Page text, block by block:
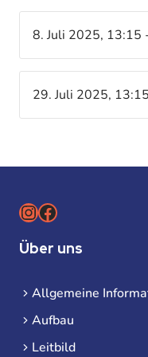
8. Juli 2025, 13:15
29. Juli 2025,
Instagram
Facebook
Über uns
Allgemeine
Aufbau
Leitbild